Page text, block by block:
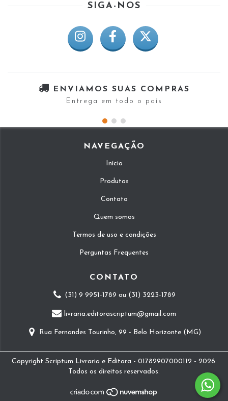
SIGA-NOS
ENVIAMOS SUAS COMPRAS
Entrega em todo o país
NAVEGAÇÃO
Início
Produtos
Contato
Quem somos
Termos de uso e condições
Perguntas Frequentes
CONTATO
(31) 9 9951-1789 ou (31) 3223-1789
livraria.editorascriptum@gmail.com
Rua Fernandes Tourinho, 99 - Belo Horizonte (MG)
Copyright Scriptum Livraria e Editora - 01782907000112 - 2026.
Todos os direitos reservados.